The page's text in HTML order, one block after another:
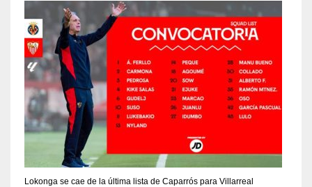
Lokonga se cae de la última lista de Caparrós para Villarreal